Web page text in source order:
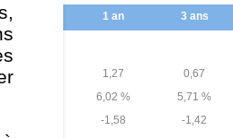
1 an 3 ans
1,27 0,67
6,02 % 5,71 %
-1,58 -1,42